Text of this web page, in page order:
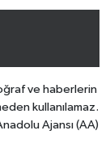
ve haberlerin
kullanılamaz.
Ajansı (AA)